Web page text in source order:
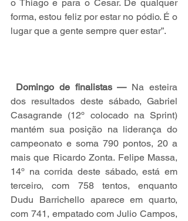
o Thiago e para o Cesar. De qualquer
forma, estou feliz por estar no pódio. É o
lugar que a gente sempre quer estar”.
Domingo de finalistas — Na esteira
dos resultados deste sábado, Gabriel
Casagrande (12º colocado na Sprint)
mantém sua posição na liderança do
campeonato e soma 790 pontos, 20 a
mais que Ricardo Zonta. Felipe Massa,
14º na corrida deste sábado, está em
terceiro, com 758 tentos, enquanto
Dudu Barrichello aparece em quarto,
com 741, empatado com Julio Campos,